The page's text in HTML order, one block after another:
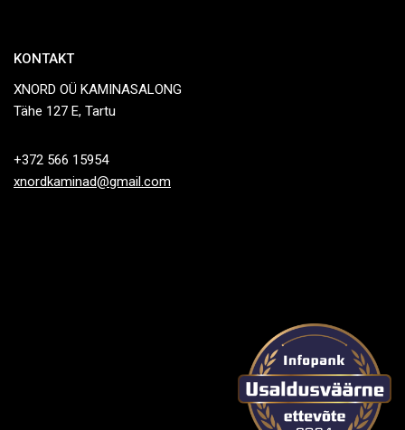
KONTAKT
XNORD OÜ KAMINASALONG
Tähe 127 E, Tartu
+372 566 15954
xnordkaminad@gmail.com